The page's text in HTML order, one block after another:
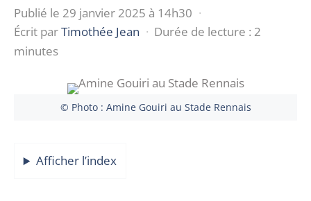
Publié le 29 janvier 2025 à 14h30 ·
Écrit parTimothée Jean · Durée de lecture : 2
minutes
© Photo : Amine Gouiri au Stade Rennais
Afficher l’index